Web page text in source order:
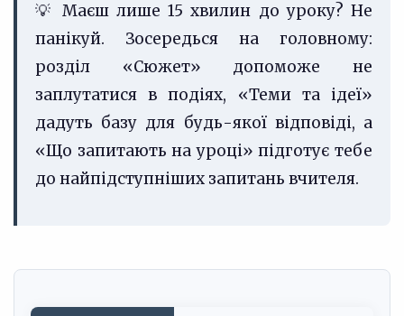
💡 Маєш лише 15 хвилин до уроку? Не
панікуй. Зосередься на головному:
розділ «Сюжет» допоможе не
заплутатися в подіях, «Теми та ідеї»
дадуть базу для будь-якої відповіді, а
«Що запитають на уроці» підготує тебе
до найпідступніших запитань вчителя.